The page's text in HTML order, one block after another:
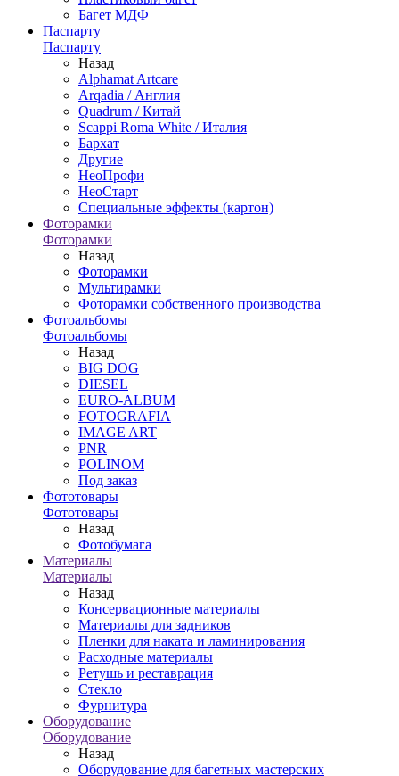
Багет МДФ
Паспарту
Паспарту
Назад
Alphamat Artcare
Arqadia / Англия
Quadrum / Китай
Scappi Roma White / Италия
Бархат
Другие
НеоПрофи
НеоСтарт
Специальные эффекты (картон)
Фоторамки
Фоторамки
Назад
Фоторамки
Мультирамки
Фоторамки собственного производства
Фотоальбомы
Фотоальбомы
Назад
BIG DOG
DIESEL
EURO-ALBUM
FOTOGRAFIA
IMAGE ART
PNR
POLINOM
Под заказ
Фототовары
Фототовары
Назад
Фотобумага
Материалы
Материалы
Назад
Консервационные материалы
Материалы для задников
Пленки для наката и ламинирования
Расходные материалы
Ретушь и реставрация
Стекло
Фурнитура
Оборудование
Оборудование
Назад
Оборудование для багетных мастерских